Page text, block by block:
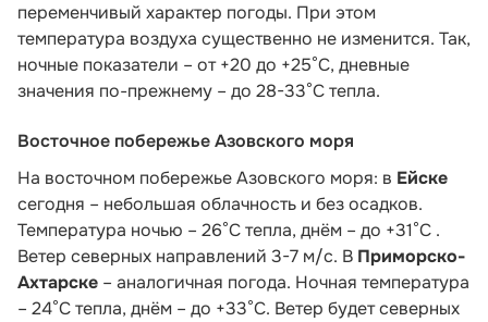
переменчивый характер погоды. При этом
температура воздуха существенно не изменится. Так,
ночные показатели – от +20 до +25°С, дневные
значения по-прежнему – до 28-33°С тепла.
Восточное побережье Азовского моря
На восточном побережье Азовского моря: в Ейске
сегодня – небольшая облачность и без осадков.
Температура ночью – 26°С тепла, днём – до +31°С .
Ветер северных направлений 3-7 м/с. В Приморско-
Ахтарске – аналогичная погода. Ночная температура
– 24°С тепла, днём – до +33°С. Ветер будет северных